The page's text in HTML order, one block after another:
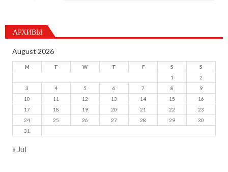
АРХИВЫ
August 2026
M T W T F S
S
1
2
3
4 5 6 7 8
9
10
11 12 13 14 15
16
17
18 19 20 21 22
23
24
25 26 27 28 29
30
31
« Jul